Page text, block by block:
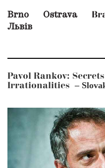
Brno Ostrava
Львів
Pavol Rankov:
Irrationalities –